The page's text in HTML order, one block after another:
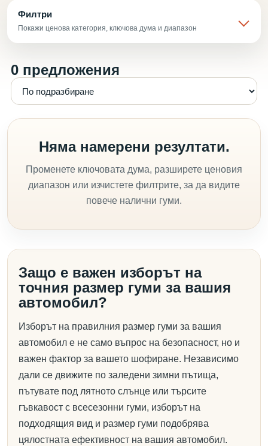
Филтри
Покажи ценова категория, ключова дума и диапазон
0 предложения
Няма намерени резултати.
Променете ключовата дума, разширете ценовия
диапазон или изчистете филтрите, за да видите
повече налични гуми.
Защо е важен изборът на
точния размер гуми за вашия
автомобил?
Изборът на правилния размер гуми за вашия
автомобил е не само въпрос на безопасност, но и
важен фактор за вашето шофиране. Независимо
дали се движите по заледени зимни пътища,
пътувате под лятното слънце или търсите
гъвкавост с всесезонни гуми, изборът на
подходящия вид и размер гуми подобрява
цялостната ефективност на вашия автомобил.